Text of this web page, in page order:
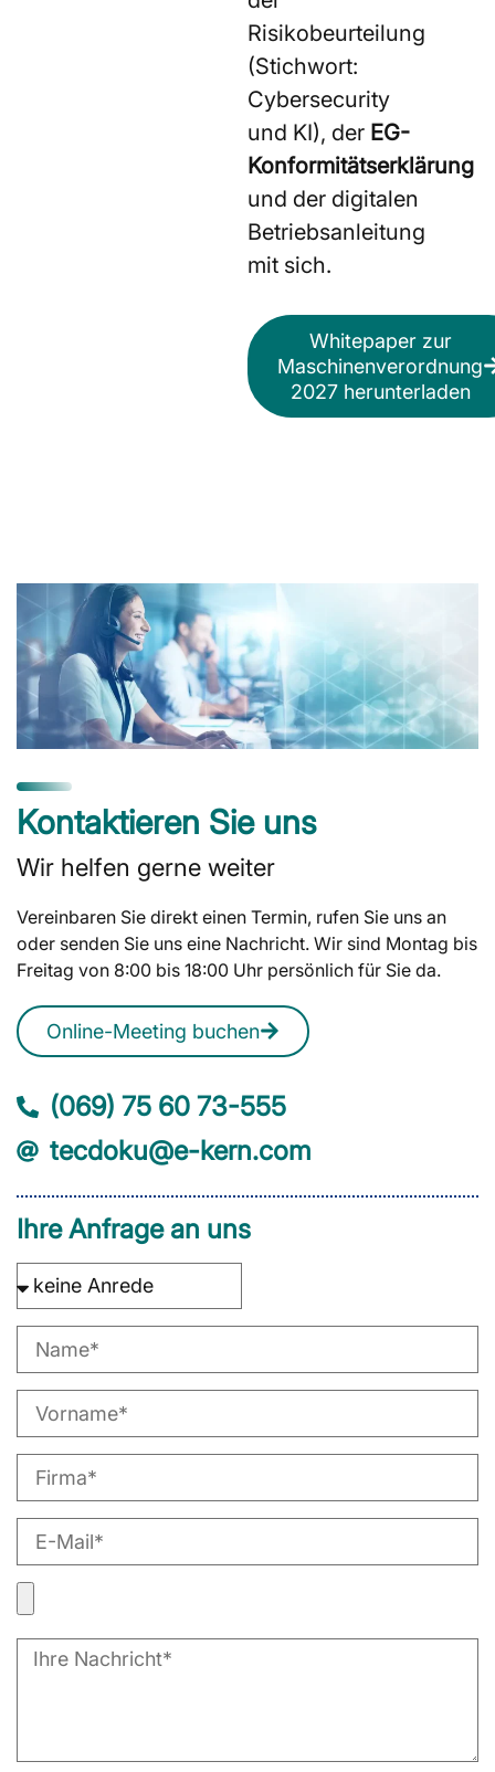
Risikobeurteilung
(Stichwort:
Cybersecurity
und KI), der EG-
Konformitätserklärung
und der digitalen
Betriebsanleitung
mit sich.
Whitepaper zur
Maschinenverordnung
2027 herunterladen
Kontaktieren Sie uns
Wir helfen gerne weiter
Vereinbaren Sie direkt einen Termin, rufen Sie uns an
oder senden Sie uns eine Nachricht. Wir sind Montag bis
Freitag von 8:00 bis 18:00 Uhr persönlich für Sie da.
Online-Meeting buchen
(069) 75 60 73-555
tecdoku@e-kern.com
Ihre Anfrage an uns